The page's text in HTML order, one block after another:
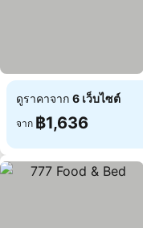
ดูราคาจาก 6 เว็บไซต์
จาก ฿1,636